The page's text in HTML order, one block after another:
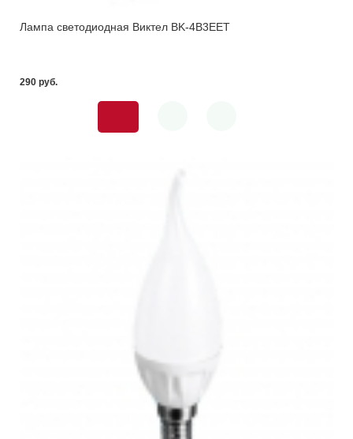
Лампа светодиодная Виктел BK-4B3EET
290 pуб.